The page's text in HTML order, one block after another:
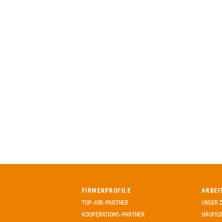
FIRMENPROFILE
TOP-JOB-PARTNER
KOOPERATIONS-PARTNER
UNSER